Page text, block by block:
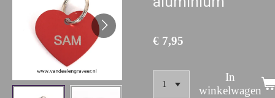
€ 7,95
In
winkelwagen